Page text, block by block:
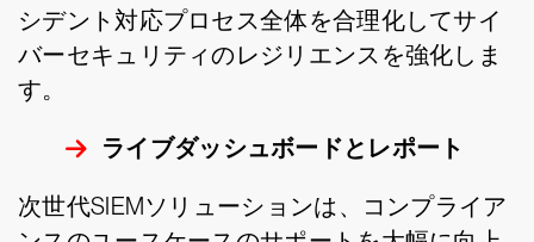
シデント対応プロセス全体を合理化してサイ
バーセキュリティのレジリエンスを強化しま
す。
ライブダッシュボードとレポート
次世代SIEMソリューションは、コンプライア